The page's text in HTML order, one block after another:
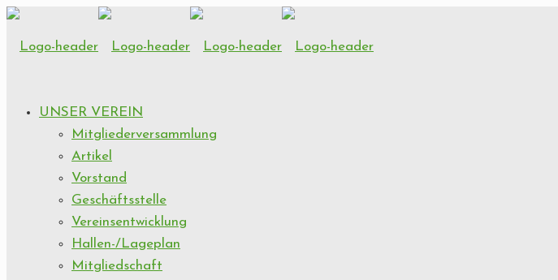
UNSER VEREIN
Mitgliederversammlung
Artikel
Vorstand
Geschäftsstelle
Vereinsentwicklung
Hallen-/Lageplan
Mitgliedschaft